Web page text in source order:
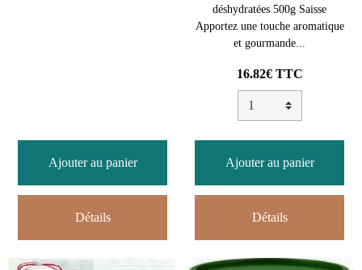
Ajouter au panier
Détails
déshydratées 500g Saisse
Apportez une touche aromatique
et gourmande...
16.82€ TTC
Ajouter au panier
Détails